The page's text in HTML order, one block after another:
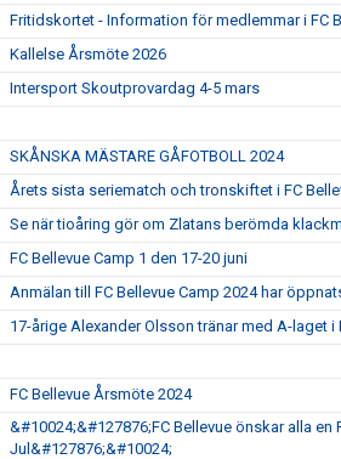
POLICY SOCIALA MEDIER
Fritidskortet - Information för medlemmar i FC
Kallelse Årsmöte 2026
Intersport Skoutprovardag 4-5 mars
SKÅNSKA MÄSTARE GÅFOTBOLL 2024
Årets sista seriematch och tronskiftet i FC
Se när tioåring gör om Zlatans berömda
FC Bellevue Camp 1 den 17-20 juni
Anmälan till FC Bellevue Camp 2024 har
17-årige Alexander Olsson tränar med A-laget i
FC Bellevue Årsmöte 2024
&#10024;&#127876;FC Bellevue önskar alla en
Jul&#127876;&#10024;